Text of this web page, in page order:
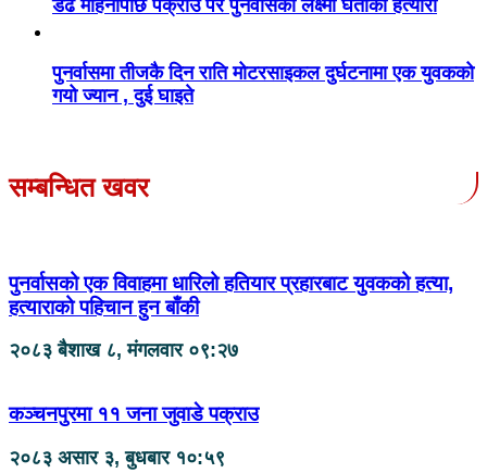
डेढ महिनापछि पक्राउ परे पुनर्वासकी लक्ष्मी घर्तीको हत्यारा
पुनर्वासमा तीजकै दिन राति मोटरसाइकल दुर्घटनामा एक युवकको
गयो ज्यान , दुई घाइते
सम्बन्धित खवर
पुनर्वासको एक विवाहमा धारिलो हतियार प्रहारबाट युवकको हत्या,
हत्याराको पहिचान हुन बाँकी
२०८३ बैशाख ८, मंगलवार ०९:२७
कञ्चनपुरमा ११ जना जुवाडे पक्राउ
२०८३ असार ३, बुधबार १०:५९